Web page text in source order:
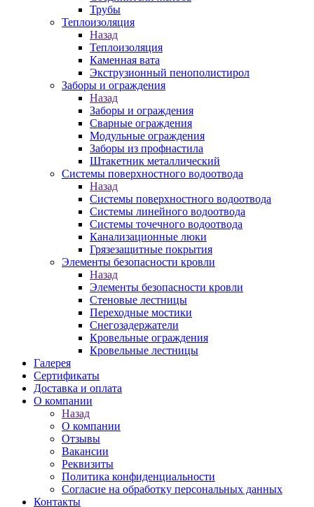
Трубы
Теплоизоляция
Назад
Теплоизоляция
Каменная вата
Экструзионный пенополистирол
Заборы и ограждения
Назад
Заборы и ограждения
Сварные ограждения
Модульные ограждения
Заборы из профнастила
Штакетник металлический
Системы поверхностного водоотвода
Назад
Системы поверхностного водоотвода
Системы линейного водоотвода
Системы точечного водоотвода
Канализационные люки
Грязезащитные покрытия
Элементы безопасности кровли
Назад
Элементы безопасности кровли
Стеновые лестницы
Переходные мостики
Снегозадержатели
Кровельные ограждения
Кровельные лестницы
Галерея
Сертификаты
Доставка и оплата
О компании
Назад
О компании
Отзывы
Вакансии
Реквизиты
Политика конфиденциальности
Согласие на обработку персональных данных
Контакты